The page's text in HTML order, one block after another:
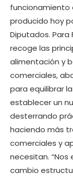
funcionamiento
producido hoy
Diputados. Para
recoge las
alimentación y
comerciales,
para equilibrar
establecer un
desterrando
haciendo más
comerciales y
necesitan.
cambio